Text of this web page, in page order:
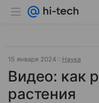
15 января 2024 Наука
Видео: как
растения